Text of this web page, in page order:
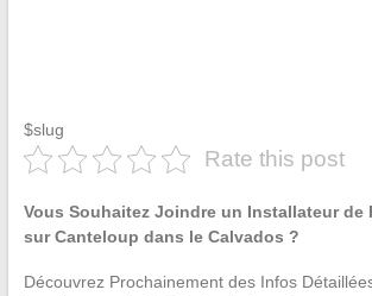
$slug
Rate this post
Vous Souhaitez Joindre un Installateur de
sur Canteloup dans le Calvados ?
Découvrez Prochainement des Infos